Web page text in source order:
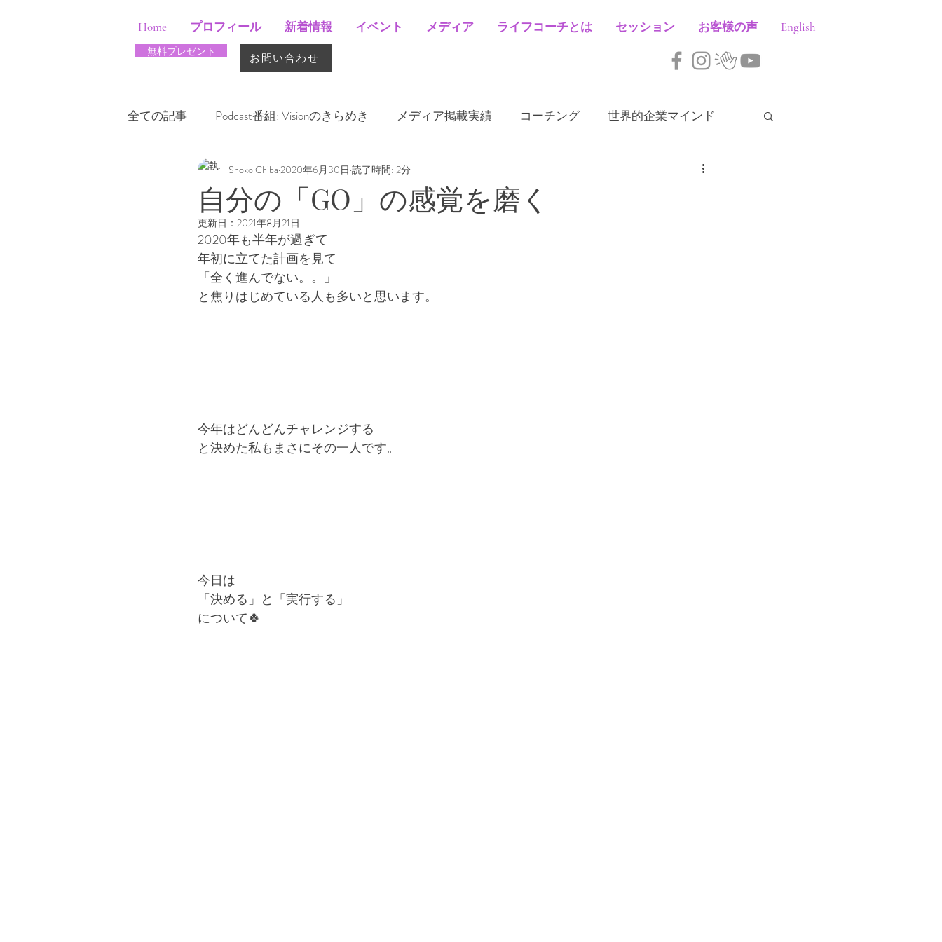
Home プロフィール 新着情報 イベント メディア ライフコーチとは セッション お客様の声 English
無料プレゼント
お問い合わせ
全ての記事 Podcast番組: Visionのきらめき メディア掲載実績 コーチング 世界的企業マインド
天命を生きる
自分の「GO」の感覚を磨く
Shoko Chiba 2020年6月30日 読了時間: 2分
更新日： 2021年8月21日
2020年も半年が過ぎて
年初に立てた計画を見て
「全く進んでない。。」
と焦りはじめている人も多いと思います。
今年はどんどんチャレンジする
と決めた私もまさにその一人です。
今日は
「決める」と「実行する」
について🍀